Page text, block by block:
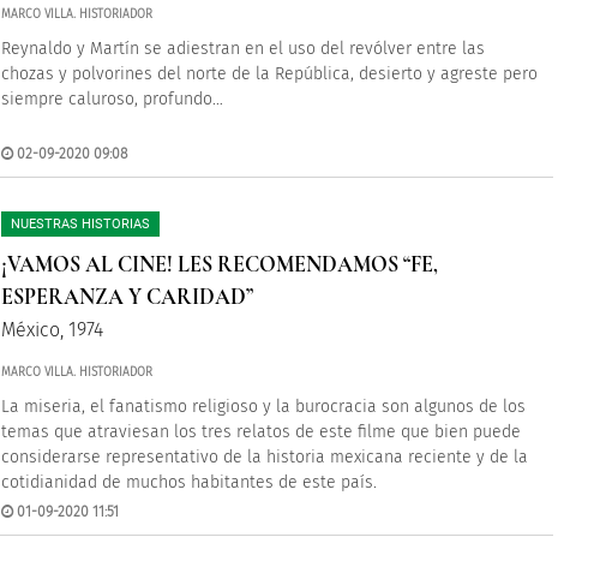
MARCO VILLA. HISTORIADOR
Reynaldo y Martín se adiestran en el uso del revólver entre las
chozas y polvorines del norte de la República, desierto y agreste pero
siempre caluroso, profundo…
02-09-2020 09:08
NUESTRAS HISTORIAS
¡VAMOS AL CINE! LES RECOMENDAMOS “FE,
ESPERANZA Y CARIDAD”
México, 1974
MARCO VILLA. HISTORIADOR
La miseria, el fanatismo religioso y la burocracia son algunos de los
temas que atraviesan los tres relatos de este filme que bien puede
considerarse representativo de la historia mexicana reciente y de la
cotidianidad de muchos habitantes de este país.
01-09-2020 11:51